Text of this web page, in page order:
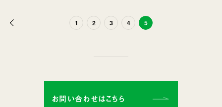
前
1 2 3 4 5
お問い合わせはこちら